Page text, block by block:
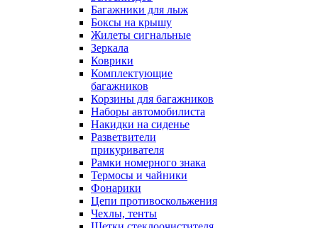
Багажники для лыж
Боксы на крышу
Жилеты сигнальные
Зеркала
Коврики
Комплектующие
багажников
Корзины для багажников
Наборы автомобилиста
Накидки на сиденье
Разветвители
прикуривателя
Рамки номерного знака
Термосы и чайники
Фонарики
Цепи противоскольжения
Чехлы, тенты